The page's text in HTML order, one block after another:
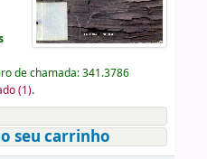
de chamada:341.3786
(1).
seu carrinho